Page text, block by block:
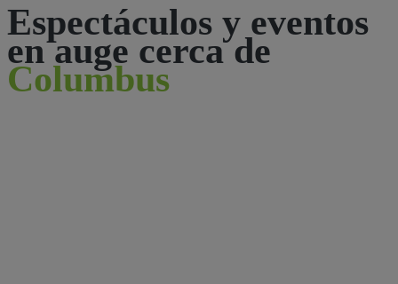
Espectáculos y eventos
en auge cerca de
Columbus